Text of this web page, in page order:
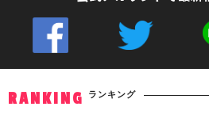
RANKING ランキング